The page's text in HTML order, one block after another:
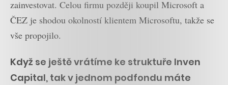
zainvestovat. Celou firmu později koupil Microsoft a
ČEZ je shodou okolností klientem Microsoftu, takže se
vše propojilo.
Když se ještě vrátíme ke struktuře Inven
Capital, tak v jednom podfondu máte